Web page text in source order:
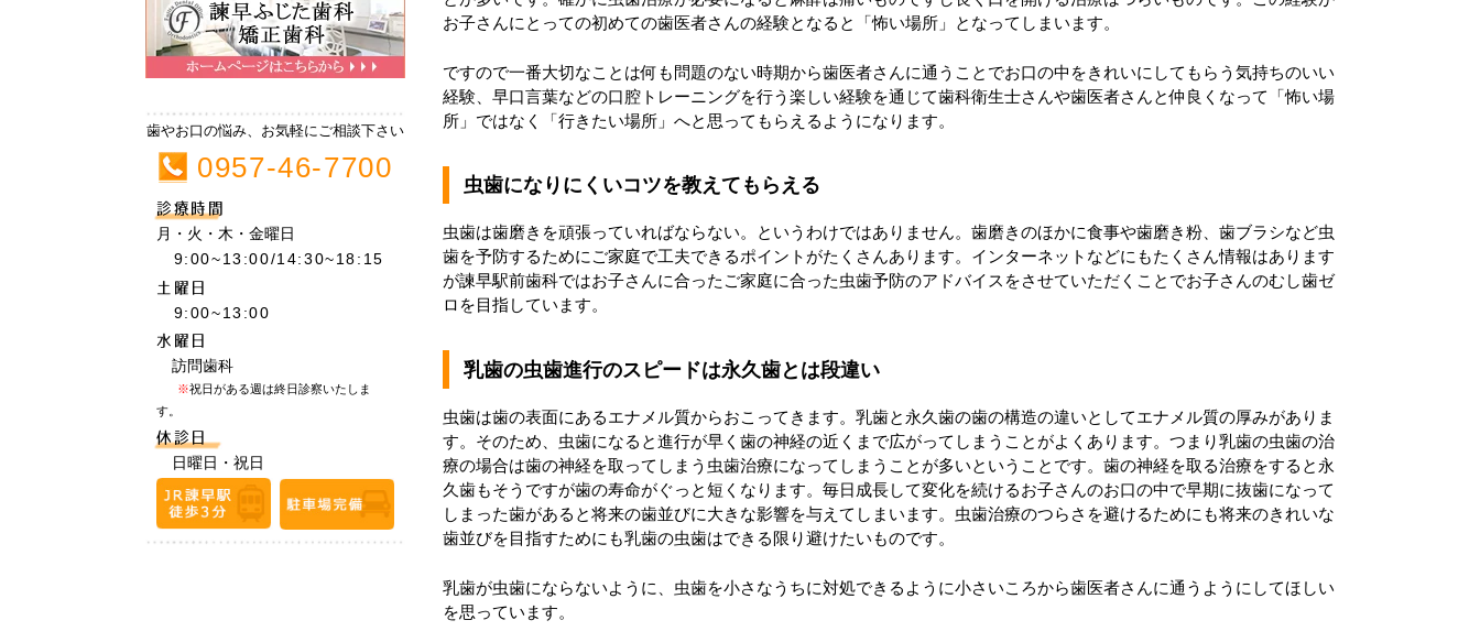
お子さんにとっての初めての歯医者さんの経験となると「怖い場所」となってしまいます。
ですので一番大切なことは何も問題のない時期から歯医者さんに通うことでお口の中をきれいにしてもらう気持ちのいい
経験、早口言葉などの口腔トレーニングを行う楽しい経験を通じて歯科衛生士さんや歯医者さんと仲良くなって「怖い場
所」ではなく「行きたい場所」へと思ってもらえるようになります。
虫歯になりにくいコツを教えてもらえる
虫歯は歯磨きを頑張っていればならない。というわけではありません。歯磨きのほかに食事や歯磨き粉、歯ブラシなど虫
歯を予防するためにご家庭で工夫できるポイントがたくさんあります。インターネットなどにもたくさん情報はあります
が諫早駅前歯科ではお子さんに合ったご家庭に合った虫歯予防のアドバイスをさせていただくことでお子さんのむし歯ゼ
ロを目指しています。
乳歯の虫歯進行のスピードは永久歯とは段違い
虫歯は歯の表面にあるエナメル質からおこってきます。乳歯と永久歯の歯の構造の違いとしてエナメル質の厚みがありま
す。そのため、虫歯になると進行が早く歯の神経の近くまで広がってしまうことがよくあります。つまり乳歯の虫歯の治
療の場合は歯の神経を取ってしまう虫歯治療になってしまうことが多いということです。歯の神経を取る治療をすると永
久歯もそうですが歯の寿命がぐっと短くなります。毎日成長して変化を続けるお子さんのお口の中で早期に抜歯になって
しまった歯があると将来の歯並びに大きな影響を与えてしまいます。虫歯治療のつらさを避けるためにも将来のきれいな
歯並びを目指すためにも乳歯の虫歯はできる限り避けたいものです。
乳歯が虫歯にならないように、虫歯を小さなうちに対処できるように小さいころから歯医者さんに通うようにしてほしい
を思っています。
歯やお口の悩み、お気軽にご相談下さい
0957-46-7700
診療時間
月・火・木・金曜日
9:00~13:00/14:30~18:15
土曜日
9:00~13:00
水曜日
訪問歯科
※祝日がある週は終日診察いたしま
す。
休診日
日曜日・祝日